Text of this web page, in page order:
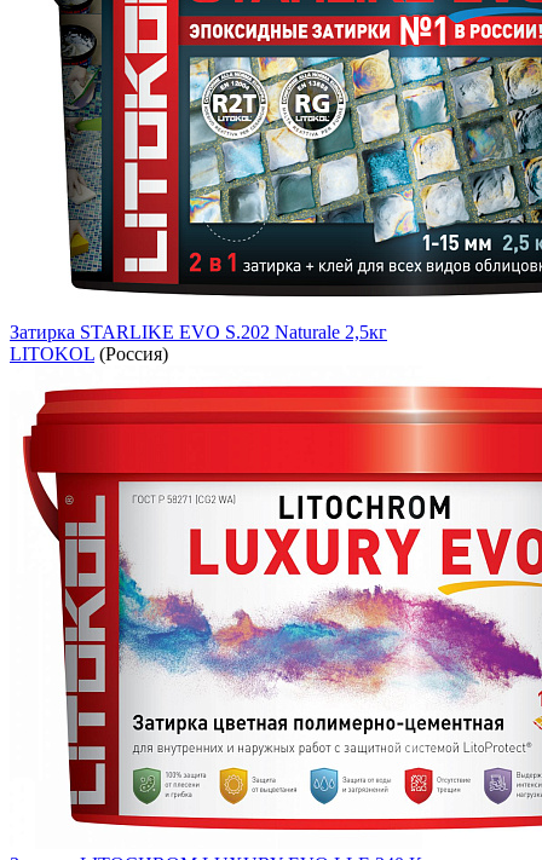
Затирка STARLIKE EVO S.202 Naturale 2,5кг
LITOKOL (Россия)